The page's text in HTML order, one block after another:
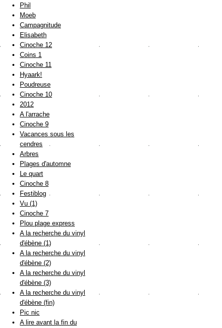
Phil
Moeb
Campagnitude
Elisabeth
Cinoche 12
Coins 1
Cinoche 11
Hyaark!
Poudreuse
Cinoche 10
2012
A l'arrache
Cinoche 9
Vacances sous les
cendres
Arbres
Plages d'automne
Le quart
Cinoche 8
Festiblog
Vu (1)
Cinoche 7
Plou plage express
A la recherche du vinyl
d'ébène (1)
A la recherche du vinyl
d'ébène (2)
A la recherche du vinyl
d'ébène (3)
A la recherche du vinyl
d'ébène (fin)
Pic nic
A lire avant la fin du